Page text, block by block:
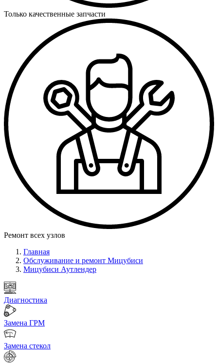
Только качественные запчасти
Ремонт всех узлов
Главная
Обслуживание и ремонт Мицубиси
Мицубиси Аутлендер
Диагностика
Замена ГРМ
Замена стекол